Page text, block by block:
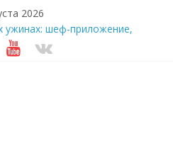
2026
ужинах: шеф-приложение,
еду насквозь
на полётах дронов и